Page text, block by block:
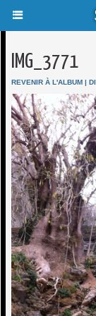
IMG_3771
REVENIR À L'ALBUM |